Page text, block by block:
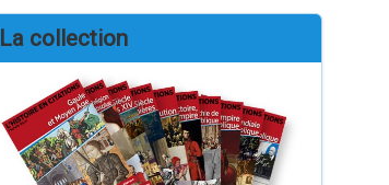
La collection